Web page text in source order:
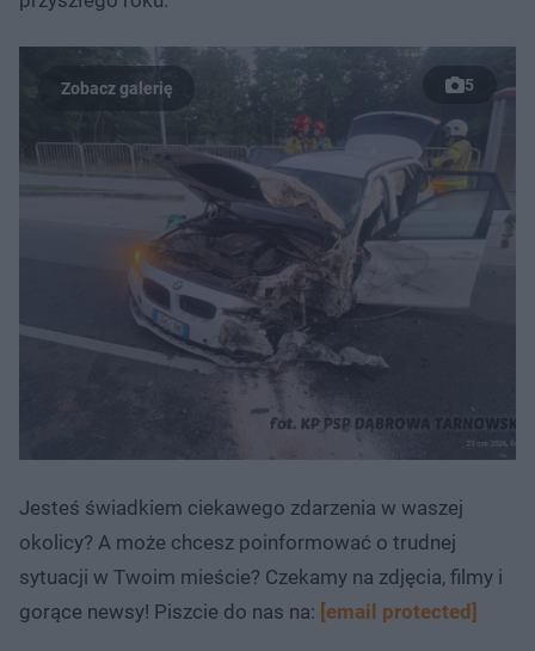
5
Jesteś świadkiem ciekawego zdarzenia w waszej
okolicy? A może chcesz poinformować o trudnej
sytuacji w Twoim mieście? Czekamy na zdjęcia, filmy i
gorące newsy! Piszcie do nas na: [email protected]